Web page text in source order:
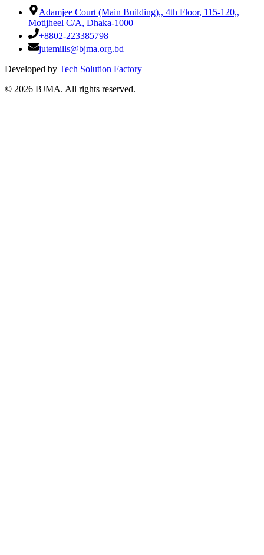
Adamjee Court (Main Building),, 4th Floor, 115-120,,
Motijheel C/A, Dhaka-1000
+8802-223385798
jutemills@bjma.org.bd
Developed by Tech Solution Factory
© 2026 BJMA. All rights reserved.